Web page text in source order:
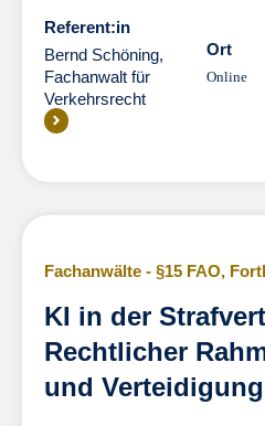
Referent:in
Bernd Schöning,
Fachanwalt für
Verkehrsrecht
Ort
Online
Fachanwälte - §15 FAO,
KI in der
Rechtlicher
und